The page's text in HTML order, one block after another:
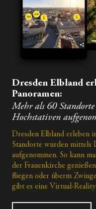
Dresden Elbland
Panoramen:
Mehr als 60
Hochstativen
Dresden Elbland erleben
Standorte wurden mittels
aufgenommen. So kann
der Frauenkirche
fliegen oder überm
gibt es eine Virtual-